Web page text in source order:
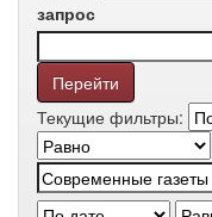
запрос
Текущие фильтры: